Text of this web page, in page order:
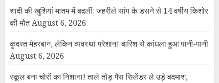
शादी की खुशियां मातम में बदलीं: जहरीले सांप के डसने से 14 वर्षीय किशोर
की मौतAugust 6, 2026
कुदरत मेहरबान, लेकिन व्यवस्था परेशान! बारिश से कांधला हुआ पानी-पानी
August 6, 2026
स्कूल बना चोरों का निशाना! ताले तोड़ गैस सिलेंडर ले उड़े बदमाश,